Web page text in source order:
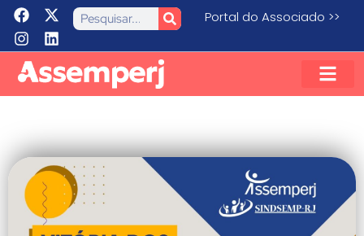
Portal do Associado >>